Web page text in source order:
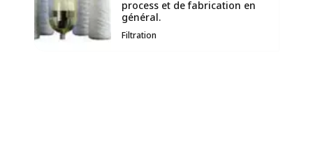
process et de fabrication en
général.
Filtration